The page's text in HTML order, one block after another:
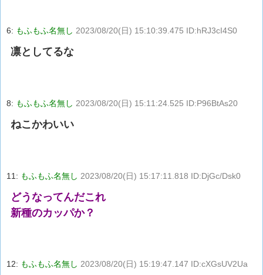
6: もふもふ名無し 2023/08/20(日) 15:10:39.475 ID:hRJ3cI4S0
凛としてるな
8: もふもふ名無し 2023/08/20(日) 15:11:24.525 ID:P96BtAs20
ねこかわいい
11: もふもふ名無し 2023/08/20(日) 15:17:11.818 ID:DjGc/Dsk0
どうなってんだこれ
新種のカッパか？
12: もふもふ名無し 2023/08/20(日) 15:19:47.147 ID:cXGsUV2Ua